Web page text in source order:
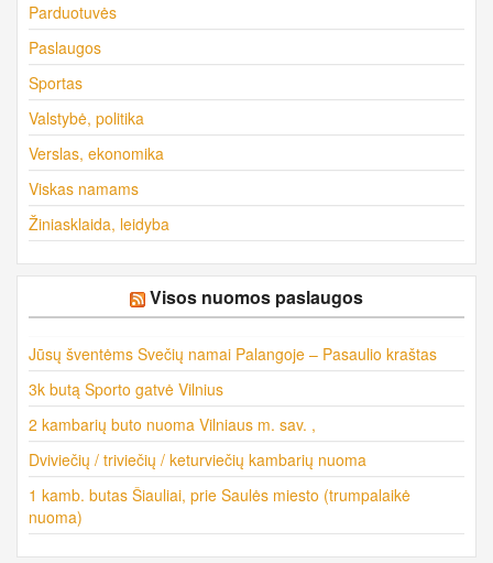
Parduotuvės
Paslaugos
Sportas
Valstybė, politika
Verslas, ekonomika
Viskas namams
Žiniasklaida, leidyba
Visos nuomos paslaugos
Jūsų šventėms Svečių namai Palangoje – Pasaulio kraštas
3k butą Sporto gatvė Vilnius
2 kambarių buto nuoma Vilniaus m. sav. ,
Dviviečių / triviečių / keturviečių kambarių nuoma
1 kamb. butas Šiauliai, prie Saulės miesto (trumpalaikė
nuoma)